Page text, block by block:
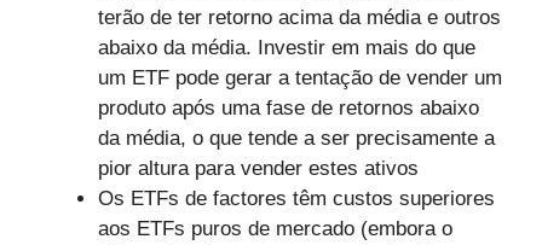
terão de ter retorno acima da média e outros
abaixo da média. Investir em mais do que
um ETF pode gerar a tentação de vender um
produto após uma fase de retornos abaixo
da média, o que tende a ser precisamente a
pior altura para vender estes ativos
Os ETFs de factores têm custos superiores
aos ETFs puros de mercado (embora o